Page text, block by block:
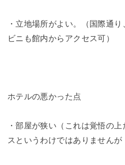
・立地場所がよい。（国際通
ビニも館内からアクセス可）
ホテルの悪かった点
・部屋が狭い（これは覚悟の
スというわけではありませんが